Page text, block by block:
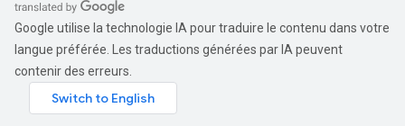
Google utilise la technologie IA pour traduire le contenu dans votre
langue préférée. Les traductions générées par IA peuvent
contenir des erreurs.